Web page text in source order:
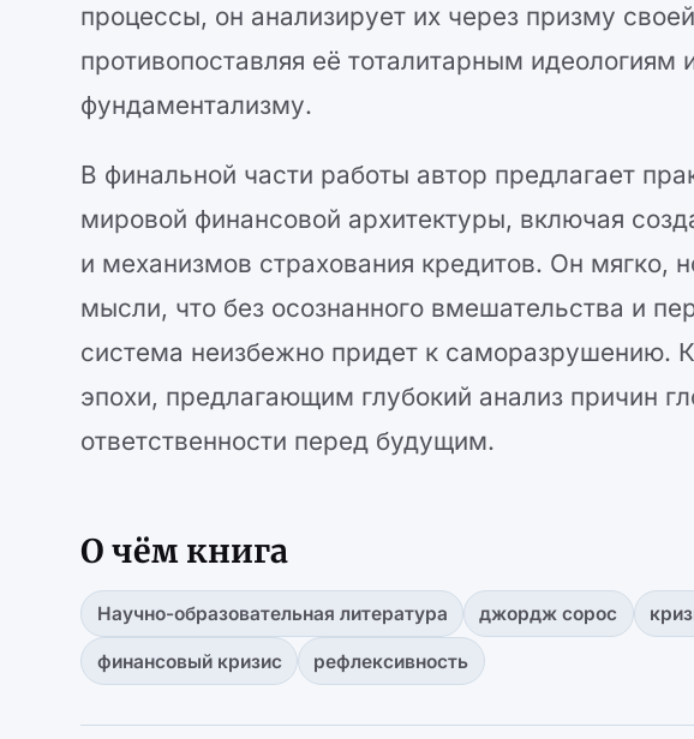
процессы, он анализирует их через призму
противопоставляя её тоталитарным
фундаментализму.
В финальной части работы автор предлагает
мировой финансовой архитектуры, включая
и механизмов страхования кредитов. Он мягко,
мысли, что без осознанного вмешательства и
система неизбежно придет к саморазрушению.
эпохи, предлагающим глубокий анализ причин
ответственности перед будущим.
О чём книга
Научно-образовательная литература джордж сорос
финансовый кризис рефлексивность